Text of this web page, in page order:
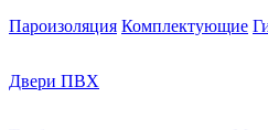
Пароизоляция Комплектующие
Двери ПВХ